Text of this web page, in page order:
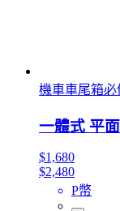
機車車尾箱必
一體式 平
$1,680
$2,480
P幣